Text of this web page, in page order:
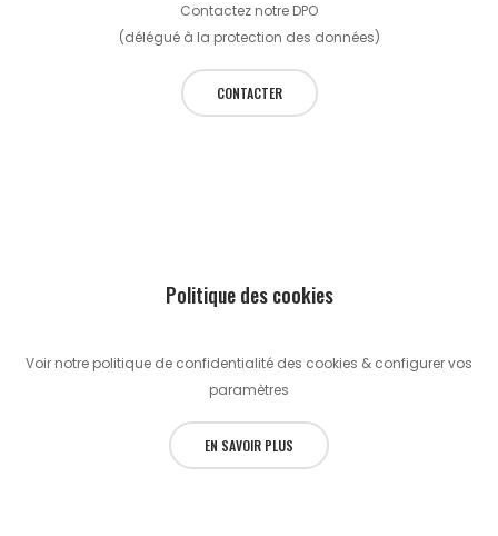
Contactez notre DPO
(délégué à la protection des données)
CONTACTER
Politique des cookies
Voir notre politique de confidentialité des cookies & configurer vos
paramètres
EN SAVOIR PLUS